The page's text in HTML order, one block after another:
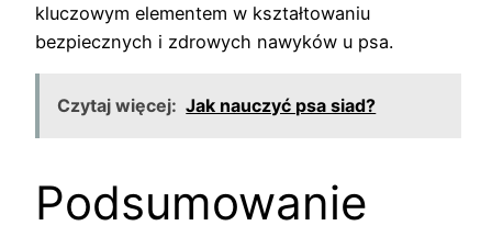
kluczowym elementem w kształtowaniu
bezpiecznych i zdrowych nawyków u psa.
Czytaj więcej: Jak nauczyć psa siad?
Podsumowanie